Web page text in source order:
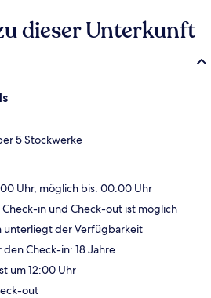
dieser Unterkunft
5 Stockwerke
Uhr, möglich bis: 00:00 Uhr
Check-in und Check-out ist möglich
unterliegt der Verfügbarkeit
Check-in: 18 Jahre
um 12:00 Uhr
out